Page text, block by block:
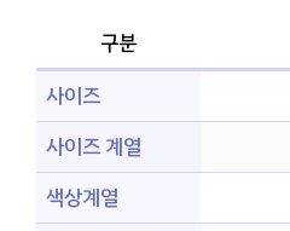
구분
사이즈
사이즈 계열
색상계열